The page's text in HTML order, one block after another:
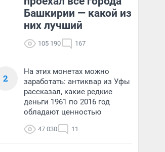
Башкирии — какой из
них лучший
105 190 167
2
На этих монетах можно
заработать: антиквар из Уфы
рассказал, какие редкие
деньги 1961 по 2016 год
обладают ценностью
47 030 11